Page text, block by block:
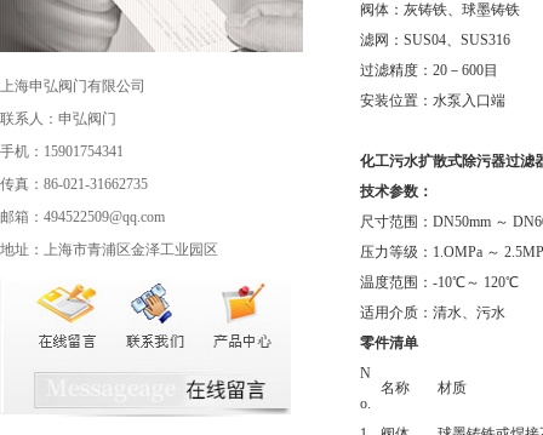
上海申弘阀门有限公司
联系人：申弘阀门
手机：15901754341
传真：86-021-31662735
邮箱：494522509@qq.com
地址：上海市青浦区金泽工业园区
阀体：灰铸铁、球墨铸铁
滤网：SUS04、SUS316
过滤精度：20－600目
安装位置：水泵入口端
化工污水扩散式除污器过滤
技术参数：
尺寸范围：DN50mm ～
压力等级：1.OMPa ～
温度范围：-10℃～ 120℃
适用介质：清水、污水
零件清单
N
o.
名称 材质